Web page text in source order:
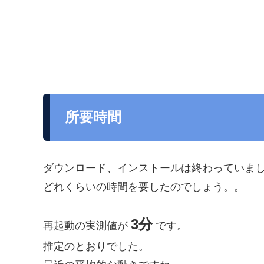
所要時間
ダウンロード、インストールは終わっていま
どれくらいの時間を要したのでしょう。。
再起動の実測値が 3分です。
推定のとおりでした。